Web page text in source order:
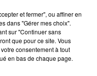
et fermer", ou affiner en
dans "Gérer mes choix".
sur "Continuer sans
que pour ce site. Vous
consentement à tout
en bas de chaque page.